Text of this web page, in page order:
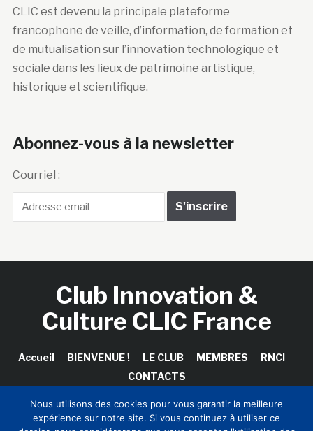
CLIC est devenu la principale plateforme
francophone de veille, d’information, de formation et
de mutualisation sur l’innovation technologique et
sociale dans les lieux de patrimoine artistique,
historique et scientifique.
Abonnez-vous à la newsletter
Courriel :
Club Innovation &
Culture CLIC France
Accueil BIENVENUE ! LE CLUB MEMBRES
RNCI
CONTACTS
Nous utilisons des cookies pour vous garantir la meilleure
expérience sur notre site. Si vous continuez à utiliser ce